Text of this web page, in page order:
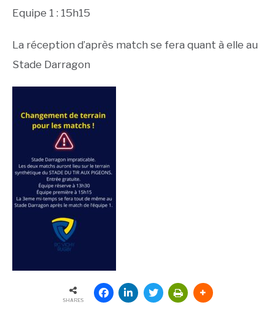
Equipe 1 : 15h15
La réception d’après match se fera quant à elle au
Stade Darragon
SHARES